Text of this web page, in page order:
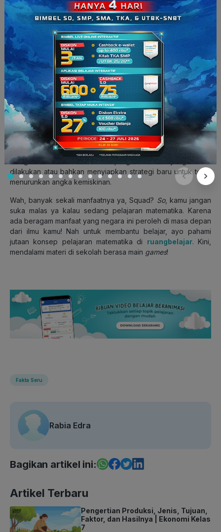
Potret kemiskinan di Indonesia. (Sumber: finance.detik.com)
Tahun ini, Indonesia tercatat mengalami titik terendah dalam
hal persentase kemiskinan sejak tahun 1999 yaitu sebesar
9,82% atau 25,85 juta orang. Angka ini menurun dari tahun
lalu yaitu 10,12%. Berkat bantuan statistik, pemerintah dapat
mengetahui kesuksesan dari program sosial yang sudah
dilakukan atau bahkan menyiapkan strategi baru untuk terus
menurunkan angka kemiskinan.
Wah, banyak sekali manfaatnya ya, Squad? So, kamu jangan
suka malas ya kalau sedang pelajaran matematika. Karena
ada beragam manfaat yang negara ini peroleh di masa depan
dari ilmu kamu! Nah untuk membantu belajar, ayo pahami
jutaan konsep pelajaran matematika di ruangbelajar. Kini,
mendalami materi di sekolah berasa main games!
Fakta Seru
Rabia Edra
Bagikan artikel ini:
Artikel Terbaru
Pengertian Produksi, Jenis, Tujuan,
Faktor, dan Hasilnya | Ekonomi Kelas
7